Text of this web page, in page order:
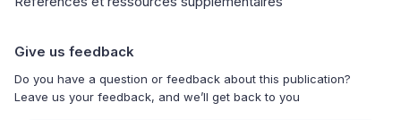
Give us feedback
Do you have a question or feedback about this publication?
Leave us your feedback, and we’ll get back to you